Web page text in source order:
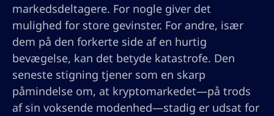
markedsdeltagere. For nogle giver det
mulighed for store gevinster. For andre, især
dem på den forkerte side af en hurtig
bevægelse, kan det betyde katastrofe. Den
seneste stigning tjener som en skarp
påmindelse om, at kryptomarkedet—på trods
af sin voksende modenhed—stadig er udsat for